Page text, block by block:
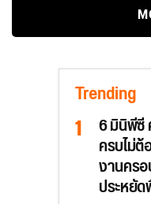
Trending
6 มินิพีซี
ครบไม่ต้
งานคร
ประหยั